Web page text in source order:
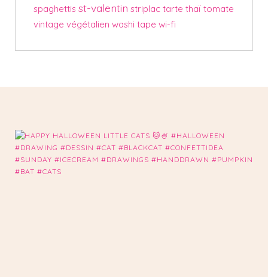
spaghettis st-valentin striplac tarte thaï tomate
vintage végétalien washi tape wi-fi